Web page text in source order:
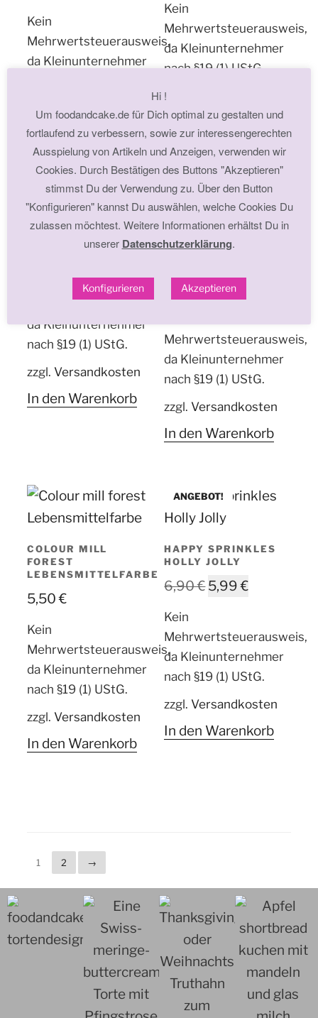
Kein
Mehrwertsteuerausweis,
da Kleinunternehmer
zzgl.
Versandkosten
In den Warenkorb
Kein
Mehrwertsteuerausweis,
da Kleinunternehmer
nach §19 (1) UStG.
zzgl.
In den Warenkorb
MR&MRS BUNNY
Mehrwertsteuerausweis,
da Kleinunternehmer
nach §19 (1) UStG.
zzgl. Versandkosten
In den Warenkorb
COLOUR MILL ROSE
5,50€
Mehrwertsteuerausweis,
da Kleinunternehmer
nach §19 (1) UStG.
zzgl.Versandkosten
In den Warenkorb
COLOUR MILL
FOREST
LEBENSMITTELFARBE
5,50€
Kein
Mehrwertsteuerausweis,
da Kleinunternehmer
nach §19 (1) UStG.
zzgl. Versandkosten
In den Warenkorb
ANGEBOT!
HAPPY SPRINKLES
HOLLY JOLLY
6,90€5,99€
Kein
Mehrwertsteuerausweis,
da Kleinunternehmer
nach §19 (1) UStG.
zzgl.Versandkosten
In den Warenkorb
1 2 →
Hi !
Um foodandcake.de für Dich optimal zu gestalten und
fortlaufend zu verbessern, sowie zur interessengerechten
Ausspielung von Artikeln und Anzeigen, verwenden wir
Cookies. Durch Bestätigen des Buttons "Akzeptieren"
stimmst Du der Verwendung zu. Über den Button
"Konfigurieren" kannst Du auswählen, welche Cookies Du
zulassen möchtest. Weitere Informationen erhältst Du in
unserer Datenschutzerklärung.
Konfigurieren Akzeptieren